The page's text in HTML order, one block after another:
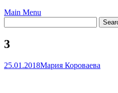
Main Menu
3
25.01.2018Мария Короваева